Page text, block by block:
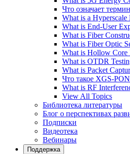
Что означает
What is a Hyperscale
What is End-User
What is Fiber
What is Fiber Optic
What is Hollow Core
What is OTDR
What is Packet
Что такое XGS-
What is RF
View All Topics
Библиотека литературы
Блог о перспективах
Подписки
Видеотека
Вебинары
Поддержка